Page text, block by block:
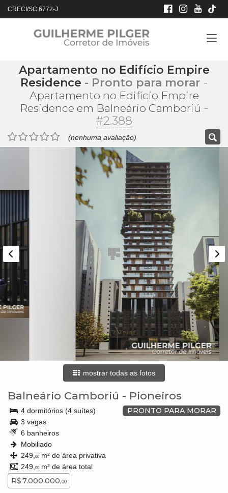
CRECI/SC 6772-J
Apartamento no Edifício Empire
Residence - Pronto para morar -
Apartamento no Edifício Empire
Residence em Balneário Camboriú -
#2.388
(nenhuma avaliação)
mostrar todas as fotos
Balneário Camboriú - Pioneiros
PRONTO PARA MORAR
4 dormitórios (4 suítes)
3 vagas
6 banheiros
Mobiliado
249, 00m² de área privativa
249, 00m² de área total
R$ 7.000.000,00